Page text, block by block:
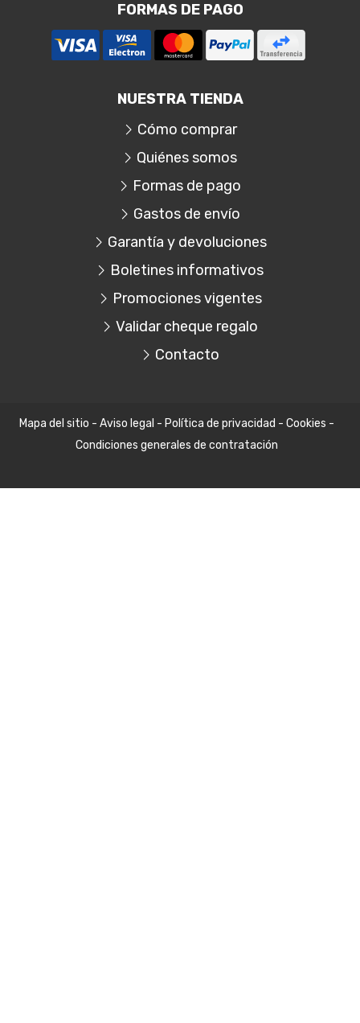
FORMAS DE PAGO
NUESTRA TIENDA
Cómo comprar
Quiénes somos
Formas de pago
Gastos de envío
Garantía y devoluciones
Boletines informativos
Promociones vigentes
Validar cheque regalo
Contacto
Mapa del sitio - Aviso legal - Política de privacidad - Cookies -
Condiciones generales de contratación